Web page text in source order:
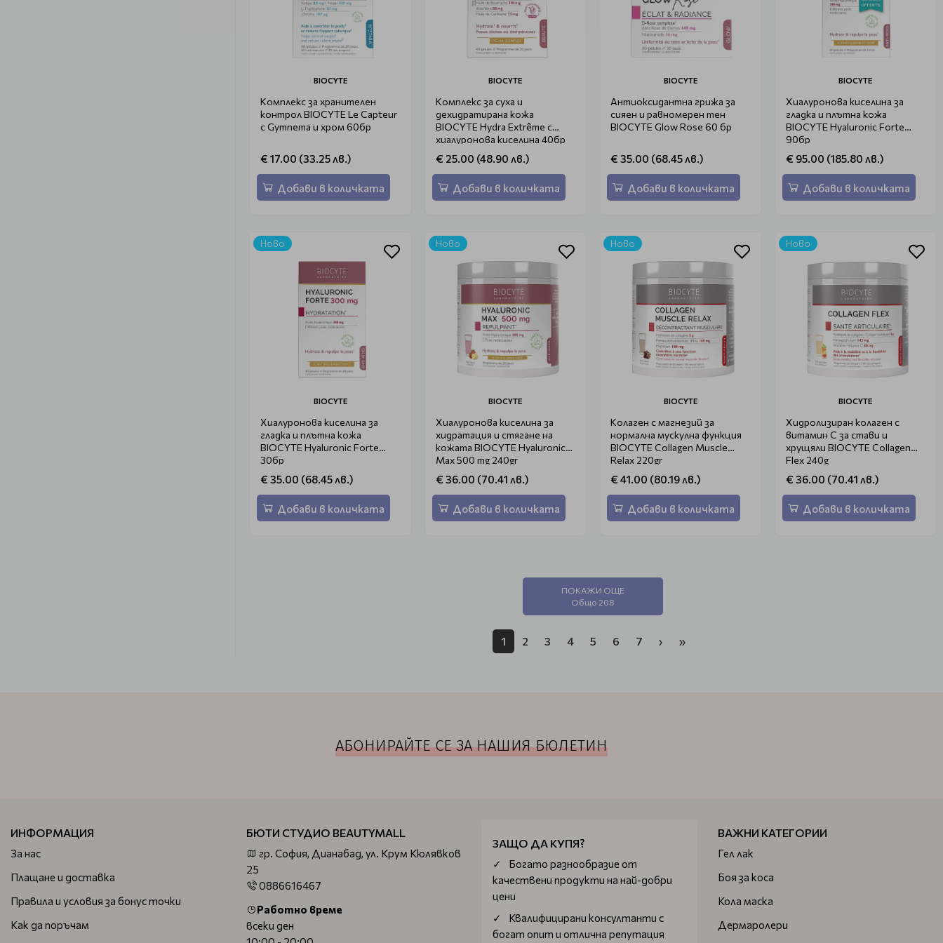
BIOCYTE
Комплекс за хранителен
контрол BIOCYTE Le Capteur
с Gymnema и хром 60бр
€ 17.00 (33.25 лв.)
Добави в количката
BIOCYTE
Комплекс за суха и
дехидратирана кожа
BIOCYTE Hydra Extrême с
хиалуронова киселина 40бр
€ 25.00 (48.90 лв.)
Добави в количката
BIOCYTE
Антиоксидантна грижа за
сияен и равномерен тен
BIOCYTE Glow Rose 60 бр
€ 35.00 (68.45 лв.)
Добави в количката
BIOCYTE
Хиалуронова киселина за
гладка и плътна кожа
BIOCYTE Hyaluronic Forte
90бр
€ 95.00 (185.80 лв.)
Добави в количката
Ново
BIOCYTE
Хиалуронова киселина за
гладка и плътна кожа
BIOCYTE Hyaluronic Forte
30бр
€ 35.00 (68.45 лв.)
Добави в количката
Ново
BIOCYTE
Хиалуронова киселина за
хидратация и стягане на
кожата BIOCYTE Hyaluronic
Max 500 mg 240gr
€ 36.00 (70.41 лв.)
Добави в количката
Ново
BIOCYTE
Колаген с магнезий за
нормална мускулна функция
BIOCYTE Collagen Muscle
Relax 220gr
€ 41.00 (80.19 лв.)
Добави в количката
Ново
BIOCYTE
Хидролизиран колаген с
витамин C за стави и
хрущяли BIOCYTE Collagen
Flex 240g
€ 36.00 (70.41 лв.)
Добави в количката
ПОКАЖИ ОЩЕ
Общо 208
1 2 3 4 5 6 7 › »
АБОНИРАЙТЕ СЕ ЗА НАШИЯ БЮЛЕТИН
ИНФОРМАЦИЯ
За нас
Плащане и доставка
Правила и условия за бонус точки
Как да поръчам
БЮТИ СТУДИО BEAUTYMALL
гр. София, Дианабад, ул. Крум Кюлявков
25
0886616467
Работно време
всеки ден
ЗАЩО ДА КУПЯ?
Богатo разнообразие от
качествени продукти на най-добри
цени
Квалифицирани консултанти с
богат опит и отлична репутация
ВАЖНИ КАТЕГОРИИ
Гел лак
Боя за коса
Кола маска
Дермаролери